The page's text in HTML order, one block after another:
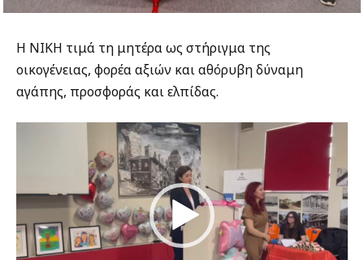
Η ΝΙΚΗ τιμά τη μητέρα ως στήριγμα της
οικογένειας, φορέα αξιών και αθόρυβη δύναμη
αγάπης, προσφοράς και ελπίδας.
Αναπαραγωγής